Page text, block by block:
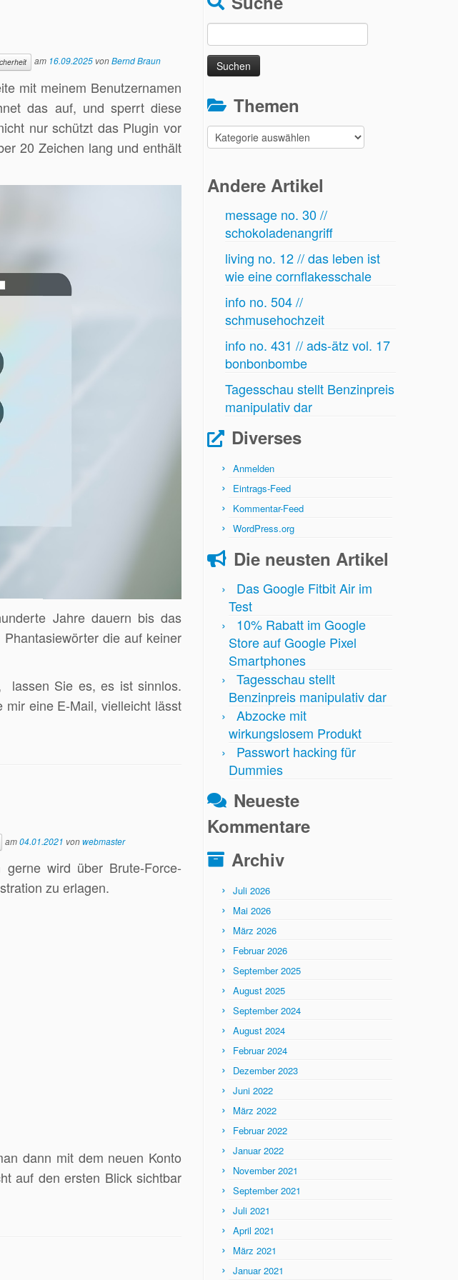
am 16.09.2025 vonBernd Braun
mit meinem Benutzernamen
das auf, und sperrt diese
nur schützt das Plugin vor
20 Zeichen lang und enthält
Jahre dauern bis das
die auf keiner
lassen Sie es, es ist sinnlos.
eine E-Mail, vielleicht lässt
am04.01.2021 vonwebmaster
wird über Brute-Force-
zu erlagen.
dann mit dem neuen Konto
auf den ersten Blick sichtbar
nach:
Themen
Themen
Andere Artikel
message no. 30 //
schokoladenangriff
living no. 12 // das leben ist
wie eine cornflakesschale
info no. 504 //
schmusehochzeit
info no. 431 // ads-ätz vol. 17
bonbonbombe
Tagesschau stellt Benzinpreis
manipulativ dar
Diverses
Anmelden
Eintrags-Feed
Kommentar-Feed
WordPress.org
Die neusten Artikel
Das Google Fitbit Air im
Test
10% Rabatt im Google
Store auf Google Pixel
Smartphones
Tagesschau stellt
Benzinpreis manipulativ dar
Abzocke mit
wirkungslosem Produkt
Passwort hacking für
Dummies
Neueste
Kommentare
Archiv
Juli 2026
Mai 2026
März 2026
Februar 2026
September 2025
August 2025
September 2024
August 2024
Februar 2024
Dezember 2023
Juni 2022
März 2022
Februar 2022
Januar 2022
November 2021
September 2021
Juli 2021
April 2021
März 2021
Januar 2021